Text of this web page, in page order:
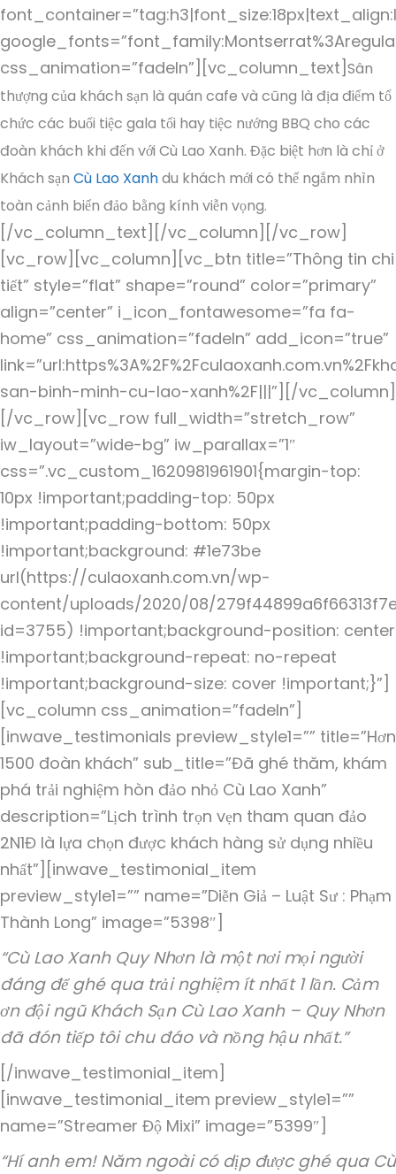
css_animation=”fadeIn”][vc_column_text]Sân
thượng của khách sạn là quán cafe và cũng là địa điểm tổ
chức các buổi tiệc gala tối hay tiệc nướng BBQ cho các
đoàn khách khi đến với Cù Lao Xanh. Đặc biệt hơn là chỉ ở
Khách sạn Cù Lao Xanhdu khách mới có thể ngắm nhìn
toàn cảnh biển đảo bằng kính viễn vọng.
[/vc_column_text][/vc_column][/vc_row]
[vc_row][vc_column][vc_btn title=”Thông tin chi
tiết” style=”flat” shape=”round” color=”primary”
align=”center” i_icon_fontawesome=”fa fa-
home” css_animation=”fadeIn” add_icon=”true”
san-binh-minh-cu-lao-xanh%2F|||”][/vc_column]
[/vc_row][vc_row full_width=”stretch_row”
iw_layout=”wide-bg” iw_parallax=”1″
css=”.vc_custom_1620981961901{margin-top:
10px !important;padding-top: 50px
!important;padding-bottom: 50px
!important;background: #1e73be
url(https://culaoxanh.com.vn/wp-
content/uploads/2020/08/
id=3755) !important;background-position: center
!important;background-repeat: no-repeat
!important;background-size: cover !important;}”]
[vc_column css_animation=”fadeIn”]
[inwave_testimonials preview_style1=”” title=”Hơn
1500 đoàn khách” sub_title=”Đã ghé thăm, khám
phá trải nghiệm hòn đảo nhỏ Cù Lao Xanh”
description=”Lịch trình trọn vẹn tham quan đảo
2N1Đ là lựa chọn được khách hàng sử dụng nhiều
nhất”][inwave_testimonial_item
preview_style1=”” name=”Diễn Giả – Luật Sư : Phạm
Thành Long” image=”5398″]
“Cù Lao Xanh Quy Nhơn là một nơi mọi người
đáng để ghé qua trải nghiệm ít nhất 1 lần. Cảm
ơn đội ngũ Khách Sạn Cù Lao Xanh – Quy Nhơn
đã đón tiếp tôi chu đáo và nồng hậu nhất.”
[/inwave_testimonial_item]
[inwave_testimonial_item preview_style1=””
name=”Streamer Độ Mixi” image=”5399″]
“Hí anh em! Năm ngoài có dịp được ghé qua Cù